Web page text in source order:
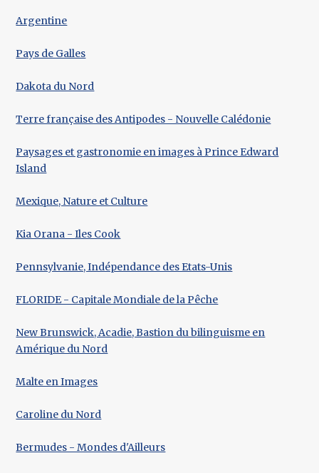
Argentine
Pays de Galles
Dakota du Nord
Terre française des Antipodes - Nouvelle Calédonie
Paysages et gastronomie en images à Prince Edward
Island
Mexique, Nature et Culture
Kia Orana - Iles Cook
Pennsylvanie, Indépendance des Etats-Unis
FLORIDE - Capitale Mondiale de la Pêche
New Brunswick, Acadie, Bastion du bilinguisme en
Amérique du Nord
Malte en Images
Caroline du Nord
Bermudes - Mondes d'Ailleurs